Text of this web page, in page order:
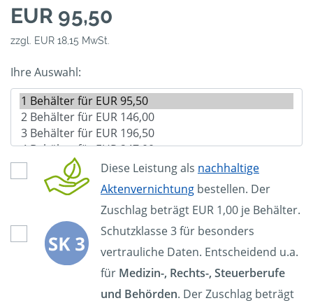
EUR 95,50
zzgl. EUR 18,15 MwSt.
Ihre Auswahl:
Diese Leistung als nachhaltige
Aktenvernichtung bestellen. Der
Zuschlag beträgt EUR 1,00 je Behälter.
Schutzklasse 3 für besonders
vertrauliche Daten. Entscheidend u.a.
für Medizin-, Rechts-, Steuerberufe
und Behörden. Der Zuschlag beträgt